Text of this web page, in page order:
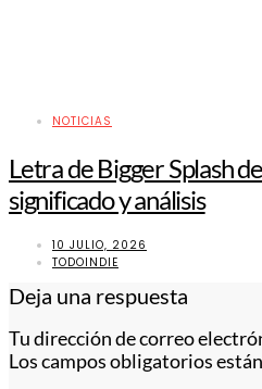
NOTICIAS
Letra de Bigger Splash
significado y análisis
10 JULIO, 2026
TODOINDIE
Deja una respuesta
Tu dirección de correo
Los campos obligatorios